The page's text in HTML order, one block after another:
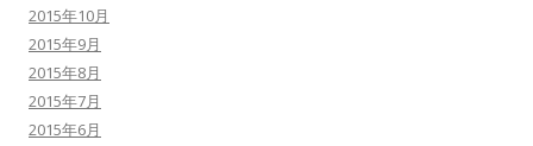
2015年10月
2015年9月
2015年8月
2015年7月
2015年6月